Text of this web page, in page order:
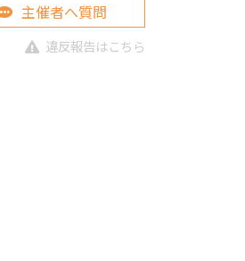
主催者へ質問
違反報告はこちら